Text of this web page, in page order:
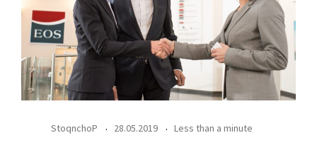
StoqnchoP 28.05.2019 Less than a minute